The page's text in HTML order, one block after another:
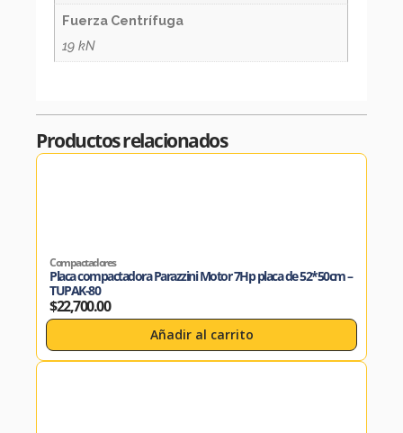
Fuerza Centrífuga
19 kN
Productos relacionados
Compactadores
Placa compactadora Parazzini Motor 7Hp placa de 52*50cm –
TUPAK-80
$22,700.00
Añadir al carrito